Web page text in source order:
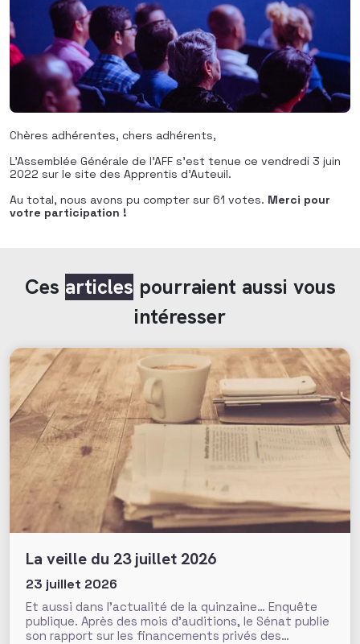
Chères adhérentes, chers adhérents,
L’Assemblée Générale de l’AFF s’est tenue ce vendredi 3 juin
2022 sur le site des Apprentis d’Auteuil.
Au total, nous avons pu compter sur 61 votes. Merci pour
votre participation !
Ces articles pourraient aussi vous
intéresser
La veille du 23 juillet 2026
23 juillet 2026
Et aussi dans l’actualité de la quinzaine… Enquête
publique. Après des mois d’auditions, le Sénat publie
son rapport sur les financements privés des